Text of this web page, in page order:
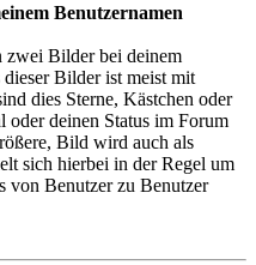
Benutzernamen
zwei Bilder bei deinem
dieser Bilder ist meist mit
dies Sterne, Kästchen oder
oder deinen Status im Forum
Bild wird auch als
sich hierbei in der Regel um
von Benutzer zu Benutzer